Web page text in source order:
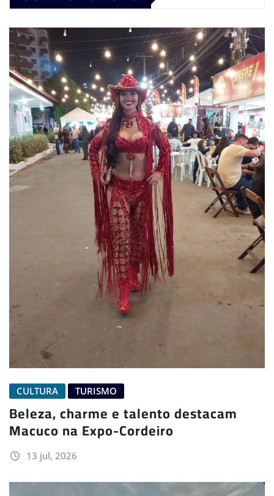
CULTURA TURISMO
Beleza, charme e talento destacam
Macuco na Expo-Cordeiro
13 jul, 2026